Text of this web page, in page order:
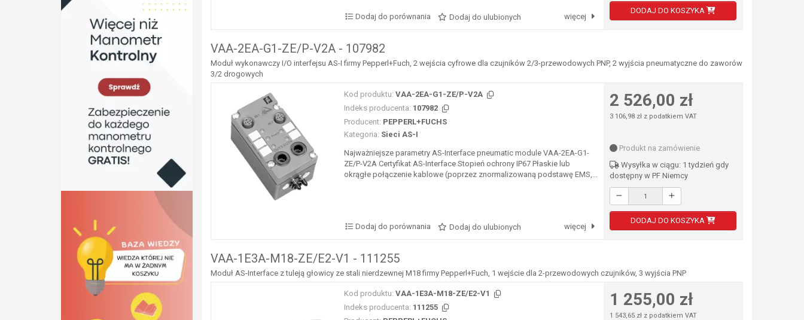
Dodaj do porównania Dodaj do ulubionych więcej
DODAJ DO KOSZYKA
VAA-2EA-G1-ZE/P-V2A - 107982
Moduł wykonawczy I/O interfejsu AS-I firmy Pepperl+Fuch, 2 wejścia cyfrowe dla czujników 2/3-przewodowych PNP, 2 wyjścia pneumatyczne do zaworów
3/2 drogowych
Kod produktu: VAA-2EA-G1-ZE/P-V2A
Indeks producenta: 107982
Producent: PEPPERL+FUCHS
Kategoria: Sieci AS-I
Najważniejsze parametry AS-Interface pneumatic module VAA-2EA-G1-
ZE/P-V2A Certyfikat AS-Interface Stopień ochrony IP67 Płaskie lub
okrągłe połączenie kablowe (poprzez znormalizowaną podstawę EMS,...
Dodaj do porównania Dodaj do ulubionych więcej
2 526,00 zł
3 106,98 zł z podatkiem VAT
Produkt na zamówienie
Wysyłka w ciągu: 1 tydzień gdy
dostępny w PF Niemcy
DODAJ DO KOSZYKA
VAA-1E3A-M18-ZE/E2-V1 - 111255
Moduł AS-Interface z tuleją głowicy ze stali nierdzewnej M18 firmy Pepperl+Fuch, 1 wejście dla 2-przewodowych czujników, 3 wyjścia PNP
Kod produktu: VAA-1E3A-M18-ZE/E2-V1
Indeks producenta: 111255
1 255,00 zł
1 543,65 zł z podatkiem VAT